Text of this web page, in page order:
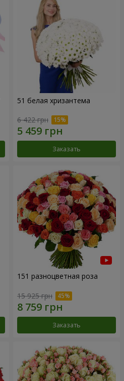
51 белая хризантема
6 422 грн
Заказать
151 разноцветная роза
15 925 грн
Заказать